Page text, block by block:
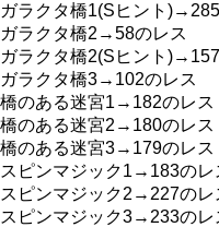
ガラクタ橋1(Sヒント
ガラクタ橋2→58のレス
ガラクタ橋2(Sヒント
ガラクタ橋3→102のレス
橋のある迷宮1→182のレス
橋のある迷宮2→180のレス
橋のある迷宮3→179のレス
スピンマジック1→183のレ
スピンマジック2→227のレ
スピンマジック3→233のレ